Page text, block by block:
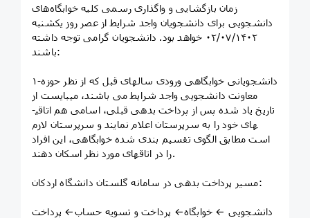
زمان بازگشایی و واگذاری رسمی کلیه خوابگاه­‌های
دانشجویی برای دانشجویان واجد شرایط از عصر روز یکشنبه
۰۲/۰۷/۱۴۰۲ خواهد بود. دانشجویان گرامی توجه داشته
باشند:
۱-دانشجویانی خوابگاهی ورودی سالهای قبل که از نظر حوزه
معاونت دانشجویی واجد شرایط می باشند، می­بایست از
تاریخ یاد شده پس از پرداخت بدهی قبلی، اسامی هم اتاقی­
های خود را به سرپرستان اعلام نمایند و سرپرستان لازم
است مطابق الگوی تقسیم بندی شده خوابگاهی، این افراد
را در اتاق­های مورد نظر اسکان دهند.
مسیر پرداخت بدهی در سامانه گلستان دانشگاه اردکان:
دانشجویی ← خوابگاه← پرداخت و تسویه حساب← پرداخت